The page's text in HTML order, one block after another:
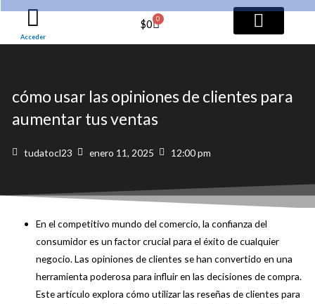
contenido
Acceder
$0 0
Cart
cómo usar las opiniones de clientes para
aumentar tus ventas
tudatocl23 enero 11, 2025 12:00 pm
En el competitivo mundo del comercio, la confianza del
consumidor es un factor crucial para el éxito de cualquier
negocio. Las opiniones de clientes se han convertido en una
herramienta poderosa para influir en las decisiones de compra.
Este artículo explora cómo utilizar las reseñas de clientes para